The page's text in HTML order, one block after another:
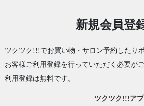
新規会員登
ツクツク!!!でお買い物・サロン予約したり
お客様ご利用登録を行っていただく必要が
利用登録は無料です。
ツクツク!!!ア